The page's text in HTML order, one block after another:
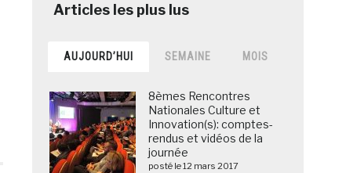
AUJOURD’HUI SEMAINE MOIS
8èmes Rencontres
Nationales Culture et
Innovation(s): comptes-
rendus et vidéos de la
journée
posté le 12 mars 2017